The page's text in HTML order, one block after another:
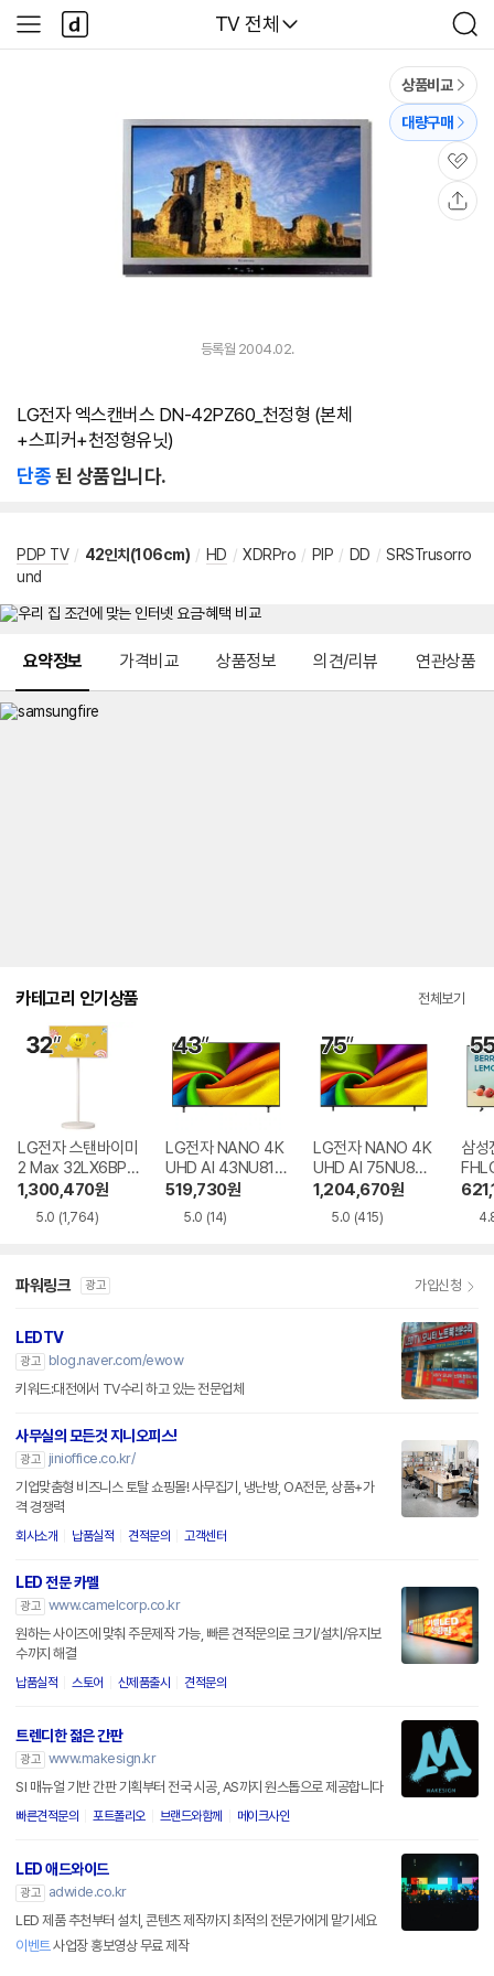
다나와
TV 전체
검
색
사
이
다
나
와
상품비교
대량구매
관
심
등록월 2004.02.
LG전자 엑스캔버스 DN-42PZ60_천정형 (본체
+스피커+천정형유닛)
단종된 상품입니다.
PDP TV / 42인치(106cm) / HD / XDRPro / PIP / DD / SRSTrusorro
und
요약정보 가격비교 상품정보 의견/리뷰 연관상품
카테고리 인기상품 전체보기
LG전자 스탠바이미
2 Max 32LX6BPG
A
1,300,470원
5.0 (1,764)
LG전자 NANO 4K
UHD AI 43NU810
BENA
519,730원
5.0 (14)
LG전자 NANO 4K
UHD AI 75NU850
BENA
1,204,670원
5.0 (415)
삼성
파워링크 광고 가입신청
LEDTV
광고
blog.naver.com/ewow
키워드:대전에서 TV수리 하고 있는 전문업체
사무실의 모든것 지니오피스!
광고
jinioffice.co.kr/
기업맞춤형 비즈니스 토탈 쇼핑몰! 사무집기, 냉난방, OA전문, 상품+가
격 경쟁력
회사소개 납품실적 견적문의 고객센터
LED 전문 카멜
광고 www.camelcorp.co.kr
원하는 사이즈에 맞춰 주문제작 가능, 빠른 견적문의로 크기/설치/유지보
수까지 해결
납품실적 스토어 신제품출시 견적문의
트렌디한 젊은 간판
광고 www.makesign.kr
SI 매뉴얼 기반 간판 기획부터 전국 시공, AS까지 원스톱으로 제공합니다
빠른견적문의 포트폴리오 브랜드와함께 메이크사인
LED 애드와이드
광고
adwide.co.kr
LED 제품 추천부터 설치, 콘텐츠 제작까지 최적의 전문가에게 맡기세요
이벤트사업장 홍보영상 무료 제작